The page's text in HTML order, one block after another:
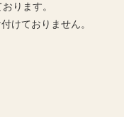
ります。
けておりません。